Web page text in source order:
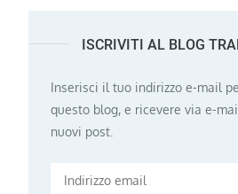
ISCRIVITI AL BLOG
Inserisci il tuo indirizzo e-mail
questo blog, e ricevere via e-
nuovi post.
Indirizzo